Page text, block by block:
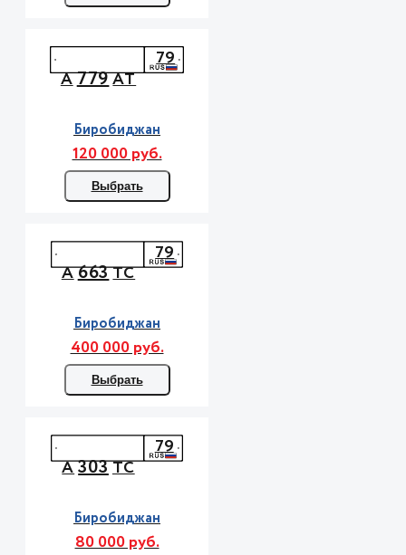
А779АТ
79
Биробиджан
120 000 руб.
Выбрать
А663ТС
79
Биробиджан
400 000 руб.
Выбрать
А303ТС
79
Биробиджан
80 000 руб.